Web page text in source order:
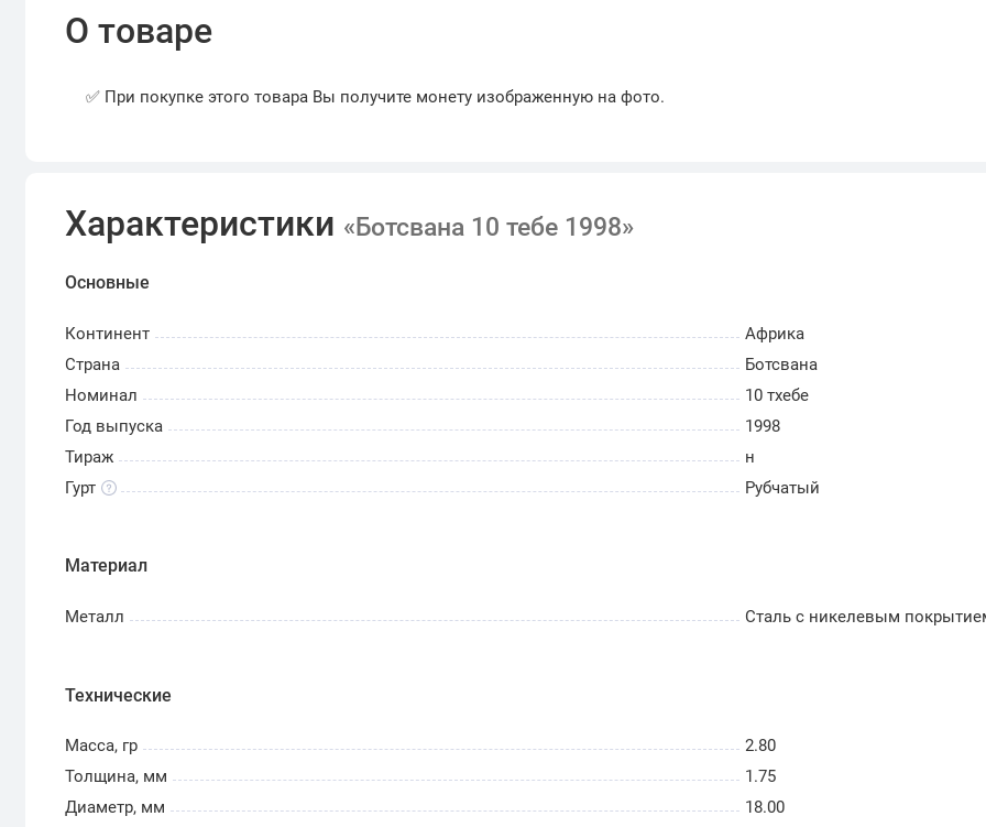
О товаре
✅ При покупке этого товара Вы получите монету изображенную на фото.
Характеристики «Ботсвана 10 тебе 1998»
Основные
Континент
Африка
Страна
Ботсвана
Номинал
10 тхебе
Год выпуска
1998
Тираж
н
Гурт
Рубчатый
Материал
Металл Сталь с никелевым
Технические
Масса, гр
2.80
Толщина, мм
1.75
Диаметр, мм
18.00